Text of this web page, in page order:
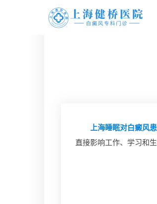
上海睡眠对白癜风
直接影响工作、学习和